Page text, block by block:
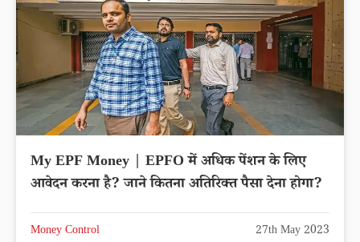
My EPF Money | EPFO में अधिक पेंशन के लिए
आवेदन करना है? जाने कितना अतिरिक्त पैसा देना होगा?
Money Control 27th May 2023